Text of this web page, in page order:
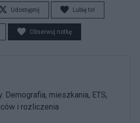
Udostępnij Lubię to!
Obserwuj notkę
Demografia, mieszkania, ETS,
i rozliczenia